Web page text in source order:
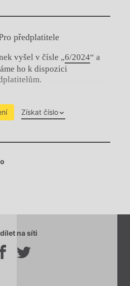
předplatitele
vyšel v čísle „6/2024“ a
ho k dispozici
Získat číslo
Načítá se.
na síti